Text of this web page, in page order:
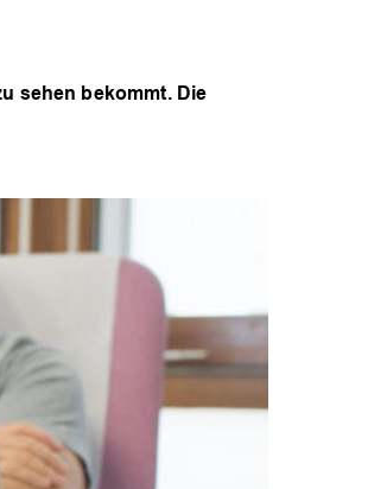
sehen bekommt. Die